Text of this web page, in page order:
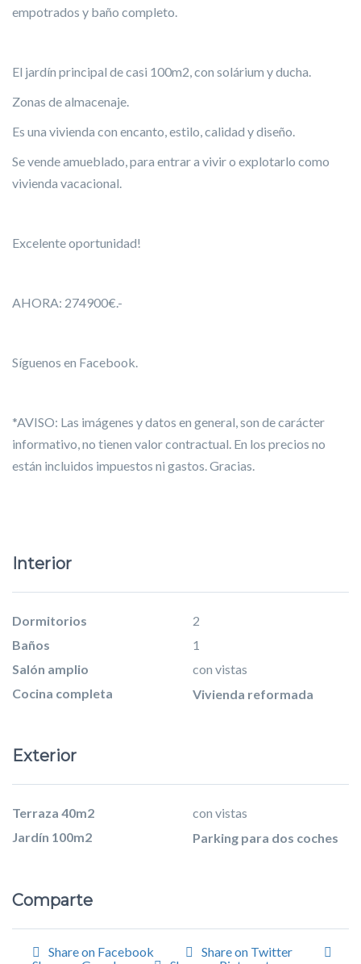
empotrados y baño completo.
El jardín principal de casi 100m2, con solárium y ducha.
Zonas de almacenaje.
Es una vivienda con encanto, estilo, calidad y diseño.
Se vende amueblado, para entrar a vivir o explotarlo como
vivienda vacacional.
Excelente oportunidad!
AHORA: 274900€.-
Síguenos en Facebook.
*AVISO: Las imágenes y datos en general, son de carácter
informativo, no tienen valor contractual. En los precios no
están incluidos impuestos ni gastos. Gracias.
Interior
Dormitorios
2
Baños
1
Salón amplio
con vistas
Cocina completa
Vivienda reformada
Exterior
Terraza 40m2
con vistas
Jardín 100m2
Parking para dos coches
Comparte
Share on Facebook
Share on Twitter